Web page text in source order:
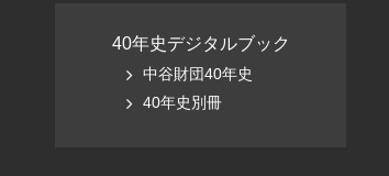
40年史デジタルブック
中谷財団40年史
40年史別冊